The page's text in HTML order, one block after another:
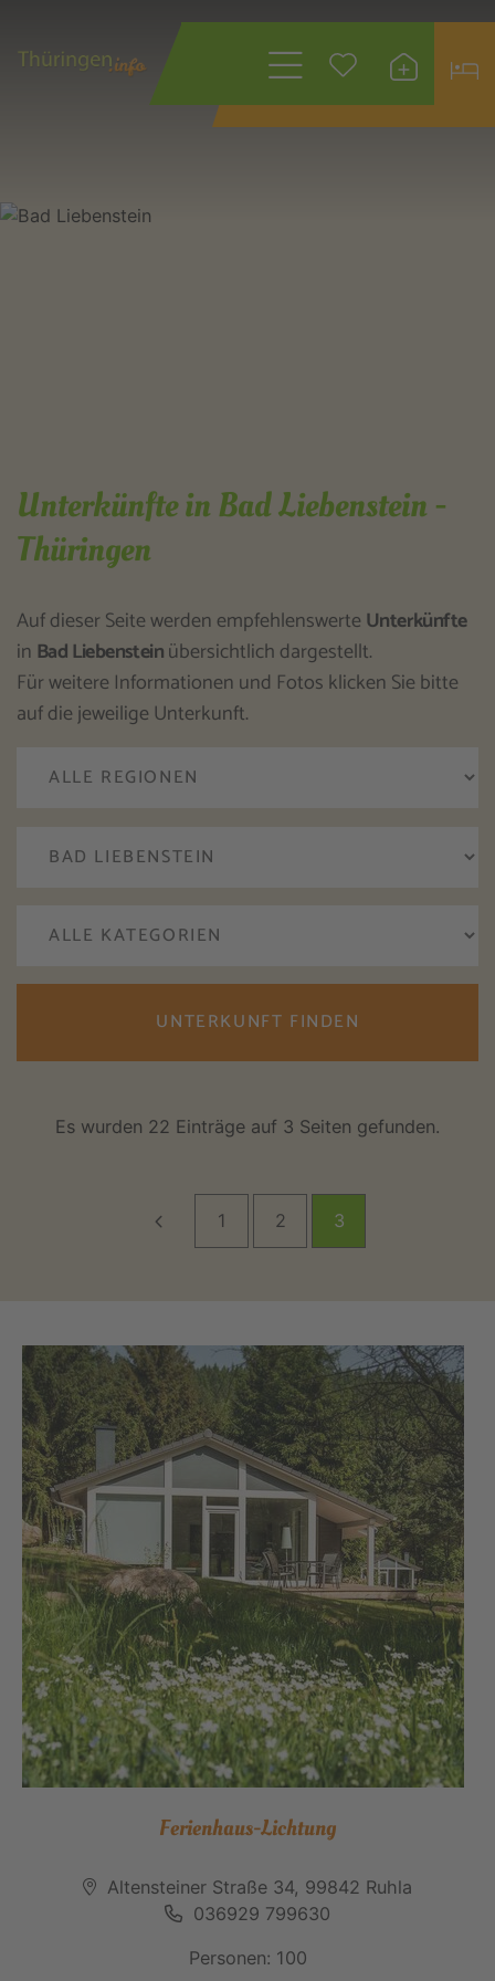
Wonach suchen
Unterkünfte in Bad Liebenstein -
Thüringen
Auf dieser Seite werden empfehlenswerte Unterkünfte
in Bad Liebensteinübersichtlich dargestellt.
Für weitere Informationen und Fotos klicken Sie bitte
auf die jeweilige Unterkunft.
UNTERKUNFT FINDEN
Es wurden 22 Einträge auf 3 Seiten gefunden.
1 2 3
Ferienhaus-Lichtung
Altensteiner Straße 34, 99842 Ruhla
036929 799630
Personen: 100